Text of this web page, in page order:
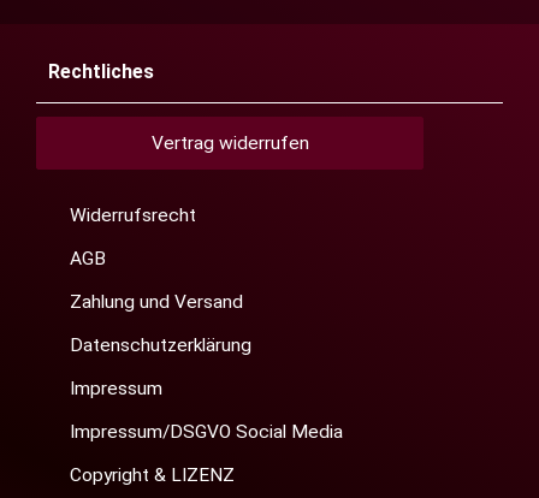
Rechtliches
Vertrag widerrufen
Widerrufsrecht
AGB
Zahlung und Versand
Datenschutzerklärung
Impressum
Impressum/DSGVO Social Media
Copyright & LIZENZ